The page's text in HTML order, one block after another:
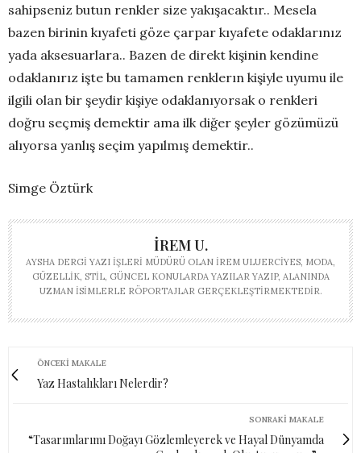
sahipseniz butun renkler size yakışacaktır.. Mesela
bazen birinin kıyafeti göze çarpar kıyafete odaklarınız
yada aksesuarlara.. Bazen de direkt kişinin kendine
odaklanırız işte bu tamamen renklerın kişiyle uyumu ile
ilgili olan bir şeydir kişiye odaklanıyorsak o renkleri
doğru seçmiş demektir ama ilk diğer şeyler gözümüzü
alıyorsa yanlış seçim yapılmış demektir..
Simge Öztürk
İREM U.
AYSHA DERGI YAZI İŞLERI MÜDÜRÜ OLAN İREM ULUERCIYES, MODA,
GÜZELLIK, STIL, GÜNCEL KONULARDA YAZILAR YAZIP, ALANINDA
UZMAN ISIMLERLE RÖPORTAJLAR GERÇEKLEŞTIRMEKTEDIR.
ÖNCEKI MAKALE
Yaz Hastalıkları Nelerdir?
SONRAKI MAKALE
“Tasarımlarımı Doğayı Gözlemleyerek ve Hayal Dünyamda